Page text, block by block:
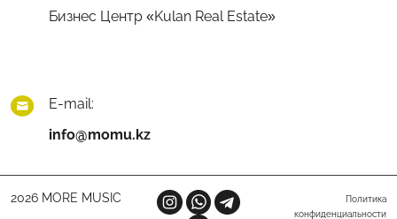
Бизнес Центр «Kulan Real Estate»
E-mail:
info@momu.kz
2026 MORE MUSIC
Политика
конфиденциальности